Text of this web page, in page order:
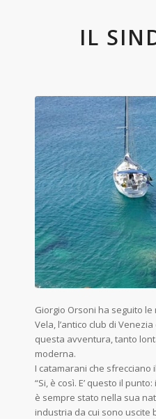
IL
Giorgio Orsoni ha seguito
Vela, l’antico club di
questa avventura, tanto
moderna.
I catamarani che sfrecciano
“Si, è così. E’ questo il
è sempre stato nella sua
industria da cui sono uscite